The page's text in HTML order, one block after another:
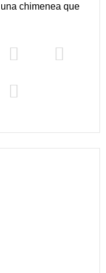
chimenea que